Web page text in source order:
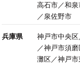
高石市／和
／泉佐野市
兵庫県
神戸市中央
／神戸市須
灘区／神戸